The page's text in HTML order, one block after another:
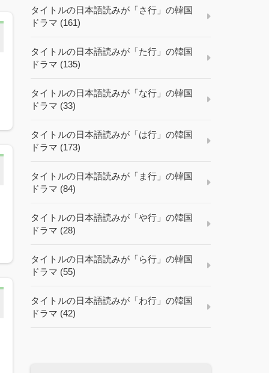
タイトルの日本語読みが「さ行」の韓国
ドラマ (161)
タイトルの日本語読みが「た行」の韓国
ドラマ (135)
タイトルの日本語読みが「な行」の韓国
ドラマ (33)
タイトルの日本語読みが「は行」の韓国
ドラマ (173)
タイトルの日本語読みが「ま行」の韓国
ドラマ (84)
タイトルの日本語読みが「や行」の韓国
ドラマ (28)
タイトルの日本語読みが「ら行」の韓国
ドラマ (55)
タイトルの日本語読みが「わ行」の韓国
ドラマ (42)